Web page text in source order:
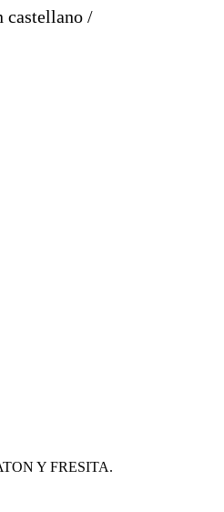
castellano /
Y FRESITA.